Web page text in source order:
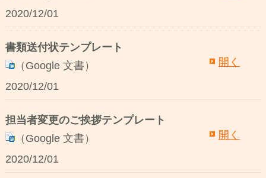
2020/12/01
書類送付状テンプレート
（Google 文書）
開く
2020/12/01
担当者変更のご挨拶テンプレート
（Google 文書）
開く
2020/12/01